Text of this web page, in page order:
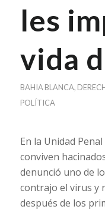
les
vida
BAHIA BLANCA,
POLÍTICA
En la Unidad
conviven
denunció uno de
contrajo el virus y
después de los